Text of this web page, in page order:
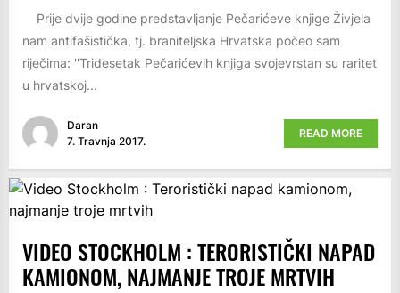
Prije dvije godine predstavljanje Pečarićeve knjige Živjela
nam antifašistička, tj. braniteljska Hrvatska počeo sam
riječima: ''Tridesetak Pečarićevih knjiga svojevrstan su raritet
u hrvatskoj...
Daran
7. Travnja 2017.
READ MORE
VIDEO STOCKHOLM : TERORISTIČKI NAPAD
KAMIONOM, NAJMANJE TROJE MRTVIH